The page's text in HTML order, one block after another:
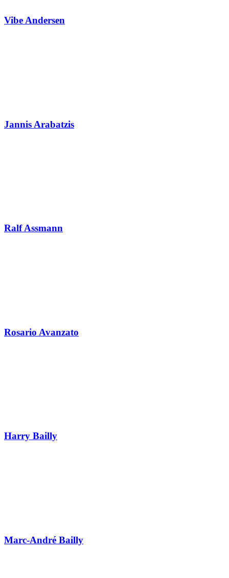
Vibe Andersen
Jannis Arabatzis
Ralf Assmann
Rosario Avanzato
Harry Bailly
Marc-André Bailly